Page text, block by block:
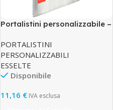
Portalistini personalizzabile –
antiriflesso – trasparente –
Esselte
PORTALISTINI
PERSONALIZZABILI
ESSELTE
Disponibile
11,16 € IVA esclusa